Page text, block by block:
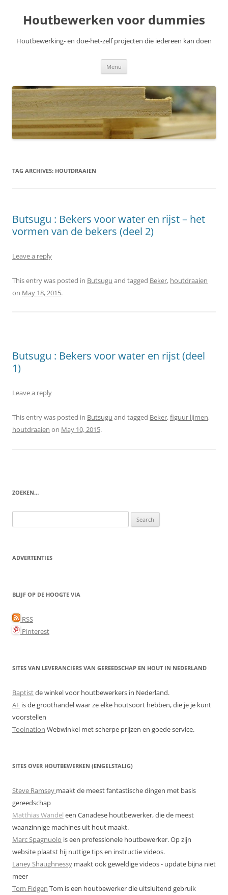
content
Houtbewerken voor dummies
Houtbewerking- en doe-het-zelf projecten die iedereen kan doen
Menu
TAG ARCHIVES: HOUTDRAAIEN
Butsugu : Bekers voor water en rijst – het
vormen van de bekers (deel 2)
Leave a reply
This entry was posted in Butsugu and tagged Beker, houtdraaien
on May 18, 2015.
Butsugu : Bekers voor water en rijst (deel
1)
Leave a reply
This entry was posted in Butsugu and tagged Beker,figuur lijmen,
houtdraaien on May 10, 2015.
ZOEKEN…
for:
ADVERTENTIES
BLIJF OP DE HOOGTE VIA
RSS
Pinterest
SITES VAN LEVERANCIERS VAN GEREEDSCHAP EN HOUT IN NEDERLAND
Baptistde winkel voor houtbewerkers in Nederland.
AF is de groothandel waar ze elke houtsoort hebben, die je je kunt
voorstellen
Toolnation Webwinkel met scherpe prijzen en goede service.
SITES OVER HOUTBEWERKEN (ENGELSTALIG)
Steve Ramsey maakt de meest fantastische dingen met basis
gereedschap
Matthias Wandel een Canadese houtbewerker, die de meest
waanzinnige machines uit hout maakt.
Marc Spagnuolo is een professionele houtbewerker. Op zijn
website plaatst hij nuttige tips en instructie videos.
Laney Shaughnessy maakt ook geweldige videos - update bijna niet
meer
Tom Fidgen Tom is een houtbewerker die uitsluitend gebruik